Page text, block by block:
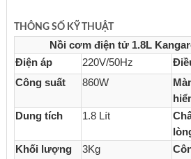
THÔNG SỐ KỸ THUẬT
Nồi cơm điện tử 1.8L
Điện áp
220V/50Hz
Công suất
860W
Dung tích 1.8 Lít
Khối lượng
3Kg